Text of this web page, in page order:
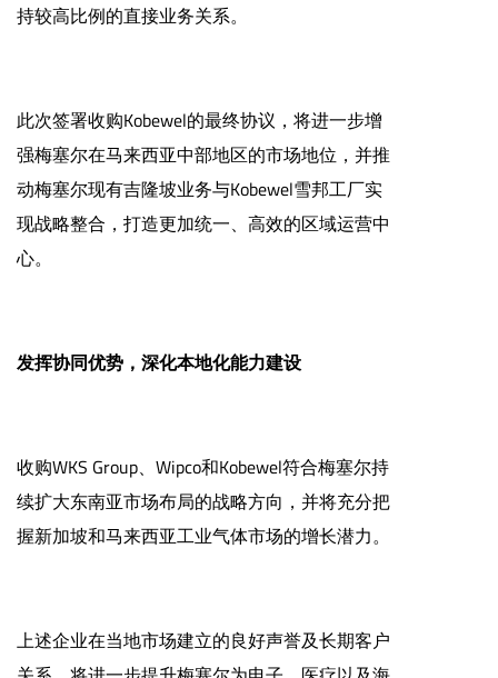
持较高比例的直接业务关系。
此次签署收购Kobewel的最终协议，将进一步增
强梅塞尔在马来西亚中部地区的市场地位，并推
动梅塞尔现有吉隆坡业务与Kobewel雪邦工厂实
现战略整合，打造更加统一、高效的区域运营中
心。
发挥协同优势，深化本地化能力建设
收购WKS Group、Wipco和Kobewel符合梅塞尔持
续扩大东南亚市场布局的战略方向，并将充分把
握新加坡和马来西亚工业气体市场的增长潜力。
上述企业在当地市场建立的良好声誉及长期客户